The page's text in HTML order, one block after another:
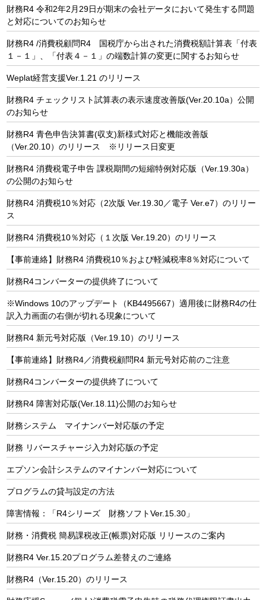
財務R4 令和2年2月29日が期末の会社データにおいて発生する問題
と対応についてのお知らせ
財務R4 /消費税顧問R4 国税庁から出された消費税額計算表「付表
１－１」、「付表４－１」の端数計算の変更に関するお知らせ
Weplat経営支援Ver.1.21 のリリース
財務R4 チェックリスト試算表の表示速度改善版(Ver.20.10a）公開
のお知らせ
財務R4 青色申告決算書(収支)新様式対応と機能改善版
（Ver.20.10）のリリース ※リリース日変更
財務R4 消費税電子申告 課税期間の短縮特例対応版（Ver.19.30a）
の公開のお知らせ
財務R4 消費税10％対応（2次版 Ver.19.30／電子 Ver.e7）のリリー
ス
財務R4 消費税10％対応（１次版 Ver.19.20）のリリース
【事前連絡】財務R4 消費税10％および軽減税率8％対応について
財務R4コンバーターの提供終了について
※Windows 10のアップデート（KB4495667）適用後に財務R4の仕
訳入力画面の右側が切れる現象について
財務R4 新元号対応版（Ver.19.10）のリリース
【事前連絡】財務R4／消費税顧問R4 新元号対応前のご注意
財務R4コンバーターの提供終了について
財務R4 障害対応版(Ver.18.11)公開のお知らせ
財務システム マイナンバー対応版の予定
財務 リバースチャージ入力対応版の予定
エプソン会計システムのマイナンバー対応について
プログラムの貸与設定の方法
障害情報：「R4シリーズ 財務ソフトVer.15.30」
財務・消費税 簡易課税改正(帳票)対応版 リリースのご案内
財務R4 Ver.15.20プログラム差替えのご連絡
財務R4（Ver.15.20）のリリース